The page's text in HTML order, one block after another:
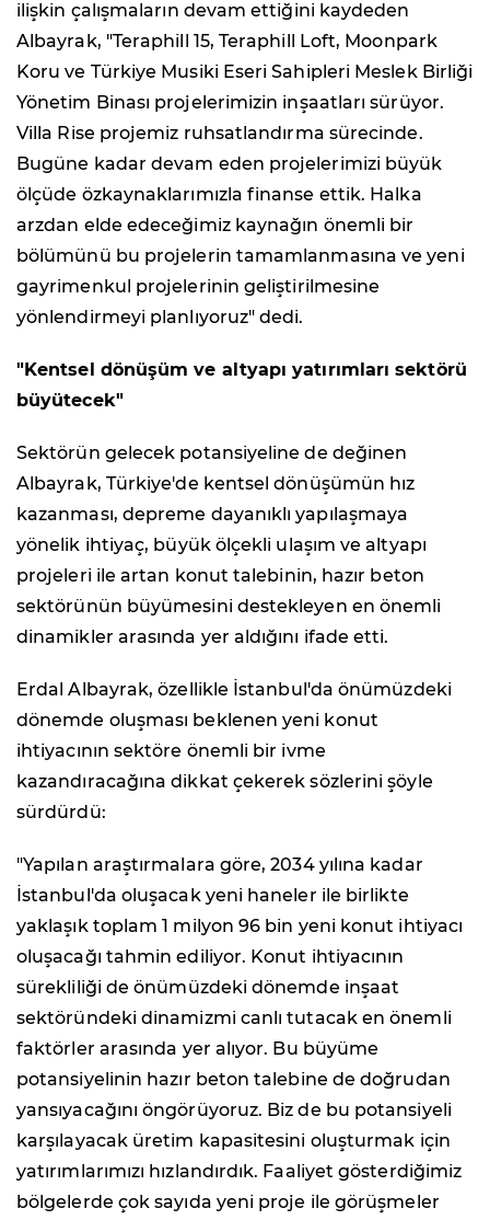
ilişkin çalışmaların devam ettiğini kaydeden
Albayrak, "Teraphill 15, Teraphill Loft, Moonpark
Koru ve Türkiye Musiki Eseri Sahipleri Meslek Birliği
Yönetim Binası projelerimizin inşaatları sürüyor.
Villa Rise projemiz ruhsatlandırma sürecinde.
Bugüne kadar devam eden projelerimizi büyük
ölçüde özkaynaklarımızla finanse ettik. Halka
arzdan elde edeceğimiz kaynağın önemli bir
bölümünü bu projelerin tamamlanmasına ve yeni
gayrimenkul projelerinin geliştirilmesine
yönlendirmeyi planlıyoruz" dedi.
"Kentsel dönüşüm ve altyapı yatırımları sektörü
büyütecek"
Sektörün gelecek potansiyeline de değinen
Albayrak, Türkiye'de kentsel dönüşümün hız
kazanması, depreme dayanıklı yapılaşmaya
yönelik ihtiyaç, büyük ölçekli ulaşım ve altyapı
projeleri ile artan konut talebinin, hazır beton
sektörünün büyümesini destekleyen en önemli
dinamikler arasında yer aldığını ifade etti.
Erdal Albayrak, özellikle İstanbul'da önümüzdeki
dönemde oluşması beklenen yeni konut
ihtiyacının sektöre önemli bir ivme
kazandıracağına dikkat çekerek sözlerini şöyle
sürdürdü:
"Yapılan araştırmalara göre, 2034 yılına kadar
İstanbul'da oluşacak yeni haneler ile birlikte
yaklaşık toplam 1 milyon 96 bin yeni konut ihtiyacı
oluşacağı tahmin ediliyor. Konut ihtiyacının
sürekliliği de önümüzdeki dönemde inşaat
sektöründeki dinamizmi canlı tutacak en önemli
faktörler arasında yer alıyor. Bu büyüme
potansiyelinin hazır beton talebine de doğrudan
yansıyacağını öngörüyoruz. Biz de bu potansiyeli
karşılayacak üretim kapasitesini oluşturmak için
yatırımlarımızı hızlandırdık. Faaliyet gösterdiğimiz
bölgelerde çok sayıda yeni proje ile görüşmeler